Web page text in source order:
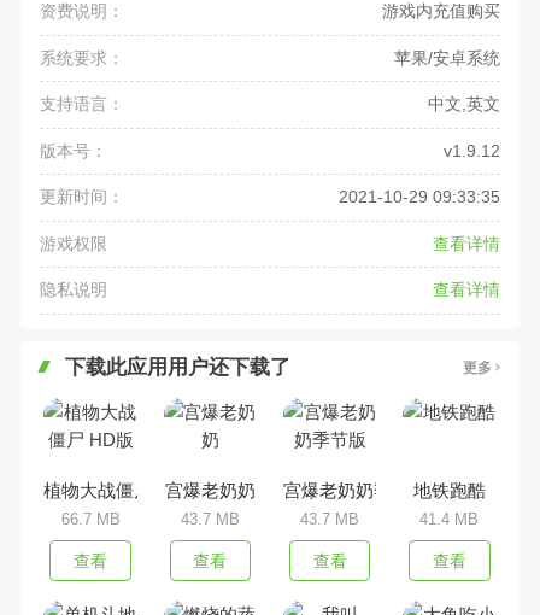
资费说明： 游戏内充值购买
系统要求： 苹果/安卓系统
支持语言： 中文,英文
版本号： v1.9.12
更新时间： 2021-10-29 09:33:35
游戏权限 查看详情
隐私说明 查看详情
下载此应用用户还下载了 更多
植物大战僵尸 HD版
66.7 MB
查看
宫爆老奶奶
43.7 MB
查看
宫爆老奶奶季节版
43.7 MB
查看
地铁跑酷
41.4 MB
查看